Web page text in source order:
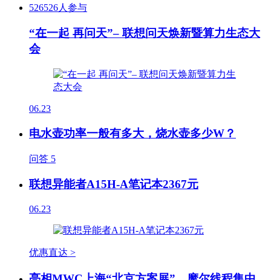
526526人参与
“在一起 再问天”– 联想问天焕新暨算力生态大
会
06.23
电水壶功率一般有多大，烧水壶多少W？
问答 5
联想异能者A15H-A笔记本2367元
06.23
优惠直达 >